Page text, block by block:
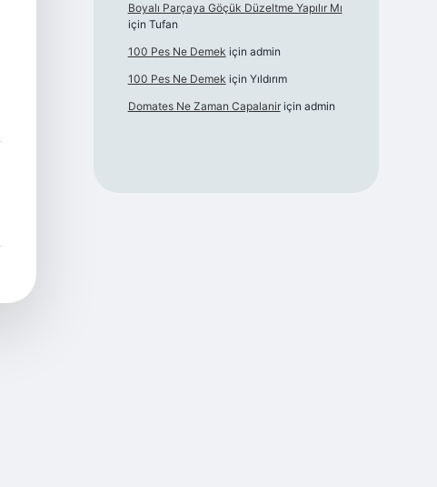
Boyalı Parçaya Göçük Düzeltme Yapılır Mı
için Tufan
100 Pes Ne Demek için admin
100 Pes Ne Demek için Yıldırım
Domates Ne Zaman Capalaniriçin admin